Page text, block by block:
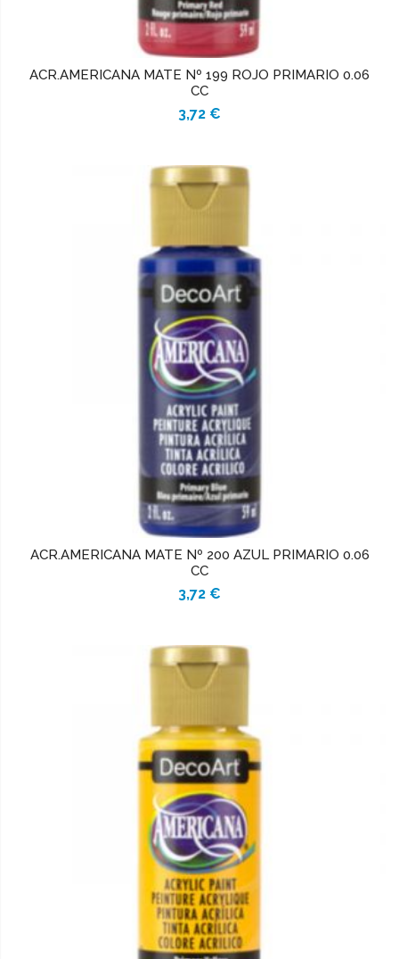
ACR.AMERICANA MATE Nº 199 ROJO PRIMARIO 0.06
CC
3,72 €
ACR.AMERICANA MATE Nº 200 AZUL PRIMARIO 0.06
CC
3,72 €